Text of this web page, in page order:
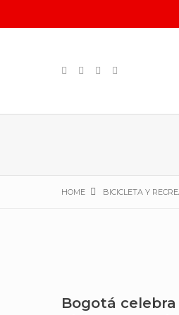
HOME BICICLETA Y
Bogotá